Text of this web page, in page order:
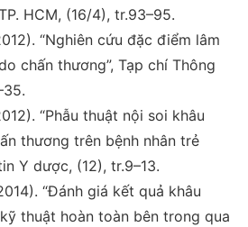
HCM, (16/4), tr.93–95.
“Nghiên cứu đặc điểm lâm
chấn thương”, Tạp chí Thông
. “Phẫu thuật nội soi khâu
thương trên bệnh nhân trẻ
Y dược, (12), tr.9–13.
“Đánh giá kết quả khâu
thuật hoàn toàn bên trong qua